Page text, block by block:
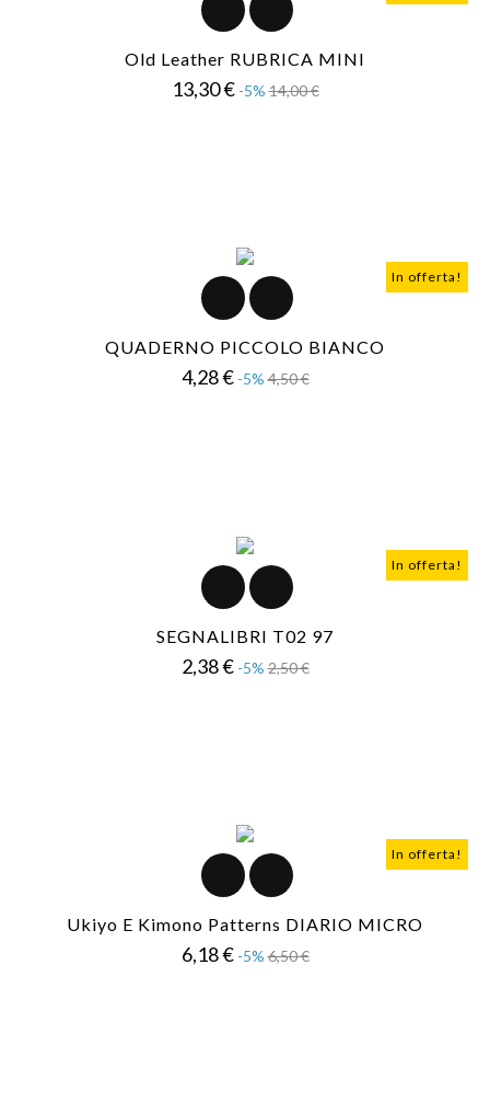
Old Leather RUBRICA MINI
13,30 € Prezzo
-5% 14,00 €Prezzo
In offerta!
QUADERNO PICCOLO BIANCO
4,28 € Prezzo
-5% 4,50 €Prezzo
In offerta!
SEGNALIBRI T02 97
2,38 € Prezzo
-5% 2,50 €Prezzo
In offerta!
Ukiyo E Kimono Patterns DIARIO MICRO
6,18 € Prezzo
-5% 6,50 €Prezzo